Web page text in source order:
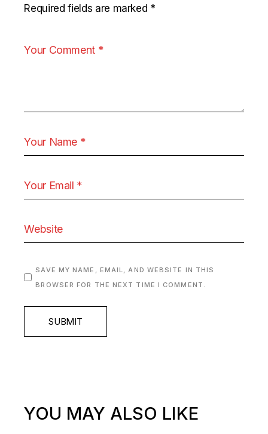
Required fields are marked *
SAVE MY NAME, EMAIL, AND WEBSITE IN THIS
BROWSER FOR THE NEXT TIME I COMMENT.
SUBMIT
YOU MAY ALSO LIKE